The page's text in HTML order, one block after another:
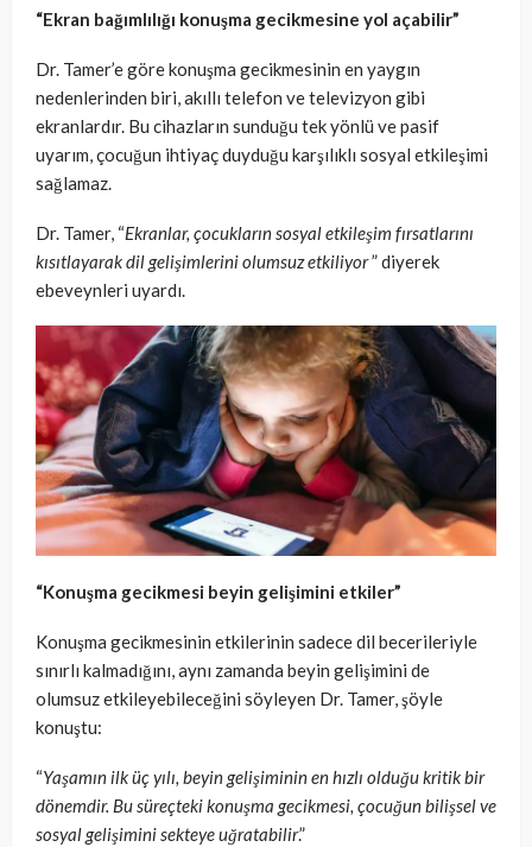
“Ekran bağımlılığı konuşma gecikmesine yol açabilir”
Dr. Tamer’e göre konuşma gecikmesinin en yaygın
nedenlerinden biri, akıllı telefon ve televizyon gibi
ekranlardır. Bu cihazların sunduğu tek yönlü ve pasif
uyarım, çocuğun ihtiyaç duyduğu karşılıklı sosyal etkileşimi
sağlamaz.
Dr. Tamer, “Ekranlar, çocukların sosyal etkileşim fırsatlarını
kısıtlayarak dil gelişimlerini olumsuz etkiliyor” diyerek
ebeveynleri uyardı.
“Konuşma gecikmesi beyin gelişimini etkiler”
Konuşma gecikmesinin etkilerinin sadece dil becerileriyle
sınırlı kalmadığını, aynı zamanda beyin gelişimini de
olumsuz etkileyebileceğini söyleyen Dr. Tamer, şöyle
konuştu:
“Yaşamın ilk üç yılı, beyin gelişiminin en hızlı olduğu kritik bir
dönemdir. Bu süreçteki konuşma gecikmesi, çocuğun bilişsel ve
sosyal gelişimini sekteye uğratabilir.”